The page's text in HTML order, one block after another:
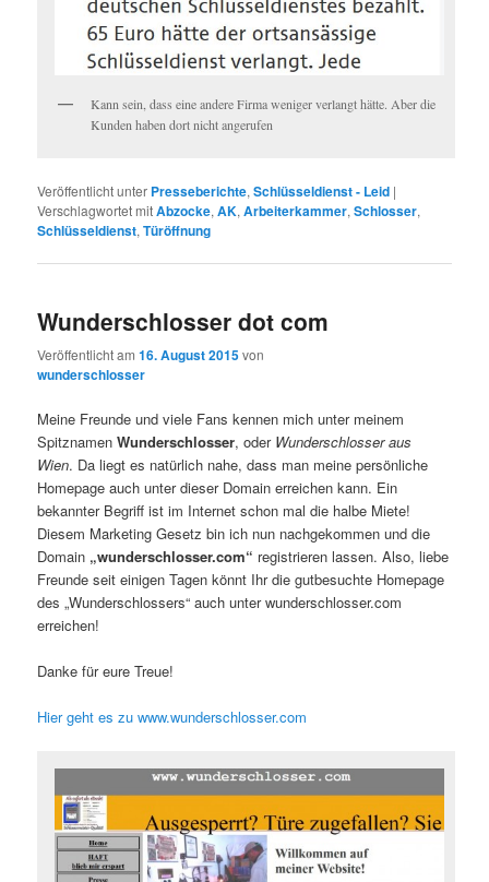
Kann sein, dass eine andere Firma weniger verlangt hätte. Aber die
Kunden haben dort nicht angerufen
Veröffentlicht unter Presseberichte,Schlüsseldienst - Leid |
Verschlagwortet mitAbzocke,AK,Arbeiterkammer,Schlosser,
Schlüsseldienst,Türöffnung
Wunderschlosser dot com
Veröffentlicht am16. August 2015von
wunderschlosser
Meine Freunde und viele Fans kennen mich unter meinem
SpitznamenWunderschlosser, oder Wunderschlosser aus
Wien. Da liegt es natürlich nahe, dass man meine persönliche
Homepage auch unter dieser Domain erreichen kann. Ein
bekannter Begriff ist im Internet schon mal die halbe Miete!
Diesem Marketing Gesetz bin ich nun nachgekommen und die
Domain „wunderschlosser.com“ registrieren lassen. Also, liebe
Freunde seit einigen Tagen könnt Ihr die gutbesuchte Homepage
des „Wunderschlossers“ auch unter wunderschlosser.com
erreichen!
Danke für eure Treue!
Hier geht es zu www.wunderschlosser.com